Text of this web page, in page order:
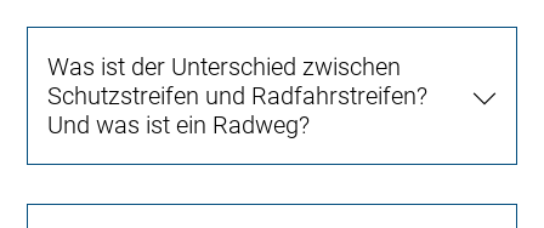
Was ist der Unterschied zwischen
Schutzstreifen und Radfahrstreifen?
Und was ist ein Radweg?